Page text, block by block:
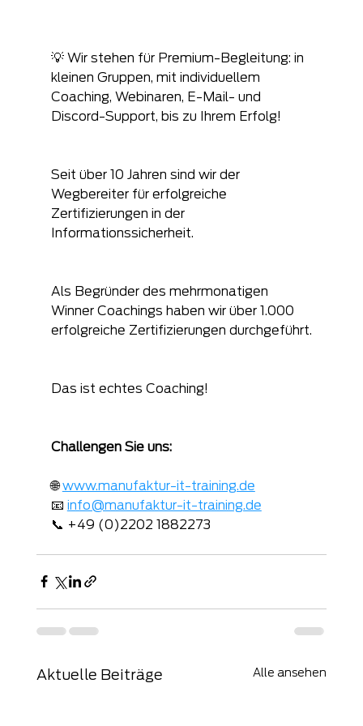
💡 Wir stehen für Premium-Begleitung: in
kleinen Gruppen, mit individuellem
Coaching, Webinaren, E-Mail- und
Discord-Support, bis zu Ihrem Erfolg!
Seit über 10 Jahren sind wir der
Wegbereiter für erfolgreiche
Zertifizierungen in der
Informationssicherheit.
Als Begründer des mehrmonatigen
Winner Coachings haben wir über 1.000
erfolgreiche Zertifizierungen durchgeführt.
Das ist echtes Coaching!
Challengen Sie uns:
🌐 www.manufaktur-it-training.de
📧 info@manufaktur-it-training.de
📞 +49 (0)2202 1882273
Aktuelle Beiträge Alle ansehen